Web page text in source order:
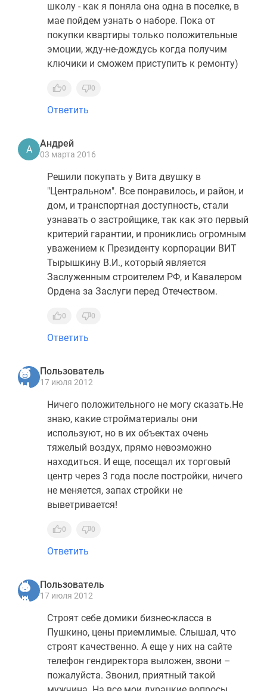
школу - как я поняла она одна в поселке, в
мае пойдем узнать о наборе. Пока от
покупки квартиры только положительные
эмоции, жду-не-дождусь когда получим
ключики и сможем приступить к ремонту)
0 0
Ответить
А
Андрей
03 марта 2016
Решили покупать у Вита двушку в
"Центральном". Все понравилось, и район, и
дом, и транспортная доступность, стали
узнавать о застройщике, так как это первый
критерий гарантии, и прониклись огромным
уважением к Президенту корпорации ВИТ
Тырышкину В.И., который является
Заслуженным строителем РФ, и Кавалером
Ордена за Заслуги перед Отечеством.
0 0
Ответить
Пользователь
17 июля 2012
Ничего положительного не могу сказать.Не
знаю, какие стройматериалы они
используют, но в их объектах очень
тяжелый воздух, прямо невозможно
находиться. И еще, посещал их торговый
центр через 3 года после постройки, ничего
не меняется, запах стройки не
выветривается!
0 0
Ответить
Пользователь
17 июля 2012
Строят себе домики бизнес-класса в
Пушкино, цены приемлимые. Слышал, что
строят качественно. А еще у них на сайте
телефон гендиректора выложен, звони –
пожалуйста. Звонил, приятный такой